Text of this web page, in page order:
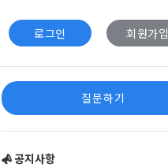
로그인 회원가입
질문하기
공지사항